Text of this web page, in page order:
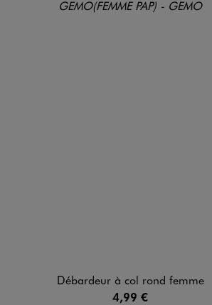
Débardeur à col rond femme
4,99 €